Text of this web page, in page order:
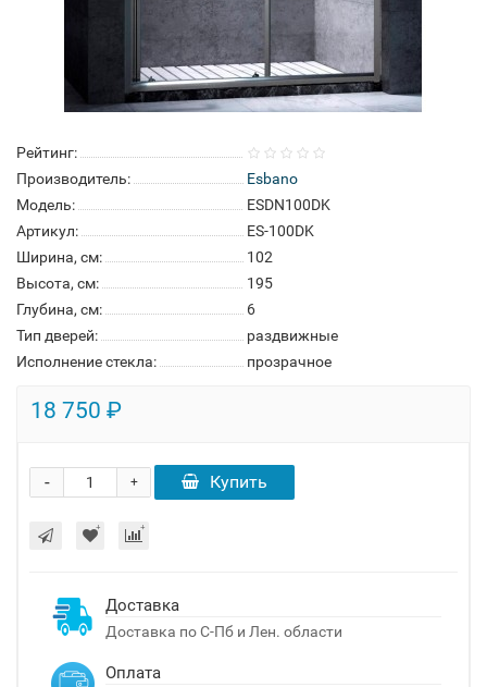
Рейтинг:
Производитель:
Esbano
Модель:
ESDN100DK
Артикул:
ES-100DK
Ширина, см:
102
Высота, см:
195
Глубина, см:
6
Тип дверей:
раздвижные
Исполнение стекла:
прозрачное
18 750 ₽
+
- Купить
Доставка
Доставка по С-Пб и Лен. области
Оплата